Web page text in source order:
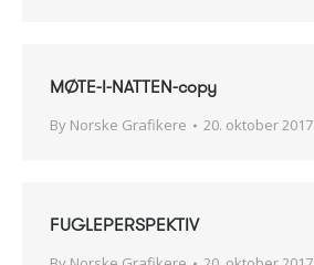
MØTE-I-NATTEN-copy
By Norske Grafikere 20. oktober 2017
FUGLEPERSPEKTIV